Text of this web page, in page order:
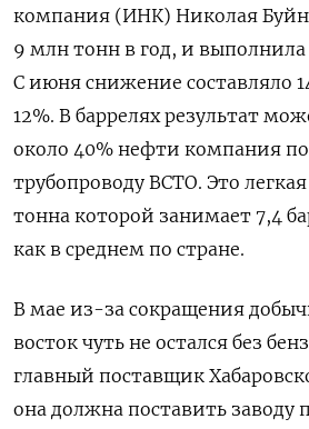
компания (ИНК) Николая
9 млн тонн в год, и
С июня снижение составляло
12%. В барреляхрезультат
около 40% нефти компания
трубопроводу ВСТО. Это легкая
тонна которой занимает 7,4
как в среднем по стране.
В мае из-за сокращения
восток чуть не остался без
главный поставщик
она должна поставить заводу